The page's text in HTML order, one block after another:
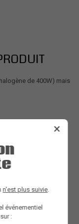
de 400W) mais
repas... ×
n'est plus suivie.
événementiel
: